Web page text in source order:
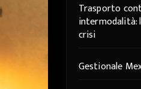
Trasporto
crisi
Gestionale